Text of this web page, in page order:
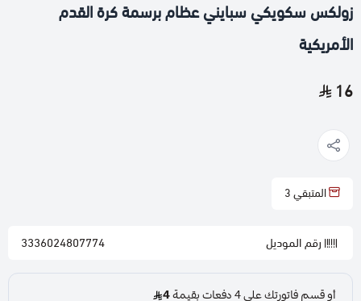
زولكس سكويكي سبايني عظام برسمة كرة القدم
الأمريكية
16
المتبقي3
رقم الموديل 3336024807774